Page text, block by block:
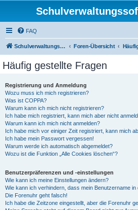
FAQ
Schulverwaltungssoftware NRW Foren-Übersicht
Häufig gestellte Fragen
Registrierung und Anmeldung
Wozu muss ich mich registrieren?
Was ist COPPA?
Warum kann ich mich nicht registrieren?
Ich habe mich registriert, kann mich aber nicht
Warum kann ich mich nicht anmelden?
Ich habe mich vor einiger Zeit registriert, kann mich
Ich habe mein Passwort vergessen!
Warum werde ich automatisch abgemeldet?
Wozu ist die Funktion „Alle Cookies löschen“?
Benutzerpräferenzen und -einstellungen
Wie kann ich meine Einstellungen ändern?
Wie kann ich verhindern, dass mein Benutzername
Die Forenuhr geht falsch!
Ich habe die Zeitzone eingestellt, aber die Forenuhr